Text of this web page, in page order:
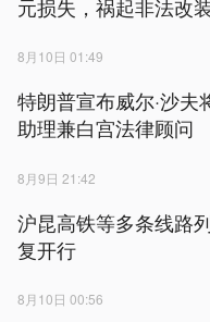
元损失，祸起非法改
8月10日 01:49
特朗普宣布威尔·沙夫
助理兼白宫法律顾问
8月9日 21:42
沪昆高铁等多条线路
复开行
8月10日 00:56